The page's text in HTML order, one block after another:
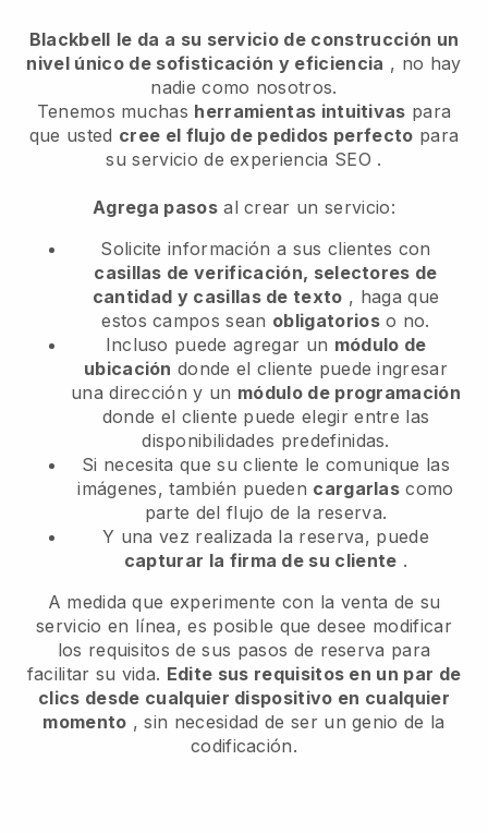
Blackbell le da a su servicio de construcción un
nivel único de sofisticación y eficiencia , no hay
nadie como nosotros.
Tenemos muchas herramientas intuitivas para
que usted cree el flujo de pedidos perfecto para
su servicio de experiencia SEO .
Agrega pasosal crear un servicio:
Solicite información a sus clientes con
casillas de verificación, selectores de
cantidad y casillas de texto , haga que
estos campos sean obligatorioso no.
Incluso puede agregar un módulo de
ubicación donde el cliente puede ingresar
una dirección y un módulo de programación
donde el cliente puede elegir entre las
disponibilidades predefinidas.
Si necesita que su cliente le comunique las
imágenes, también pueden cargarlas como
parte del flujo de la reserva.
Y una vez realizada la reserva, puede
capturar la firma de su cliente .
A medida que experimente con la venta de su
servicio en línea, es posible que desee modificar
los requisitos de sus pasos de reserva para
facilitar su vida. Edite sus requisitos en un par de
clics desde cualquier dispositivo en cualquier
momento , sin necesidad de ser un genio de la
codificación.